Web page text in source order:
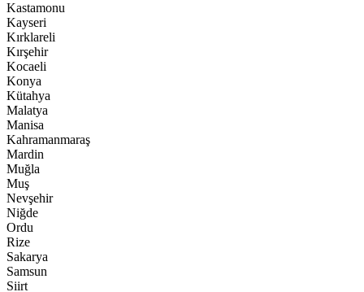
Kastamonu
Kayseri
Kırklareli
Kırşehir
Kocaeli
Konya
Kütahya
Malatya
Manisa
Kahramanmaraş
Mardin
Muğla
Muş
Nevşehir
Niğde
Ordu
Rize
Sakarya
Samsun
Siirt